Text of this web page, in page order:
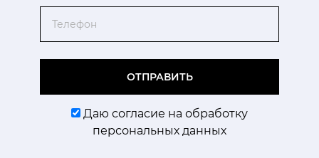
ОТПРАВИТЬ
Даю согласие на обработку
персональных данных